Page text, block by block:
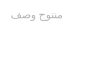
منتوج وصف